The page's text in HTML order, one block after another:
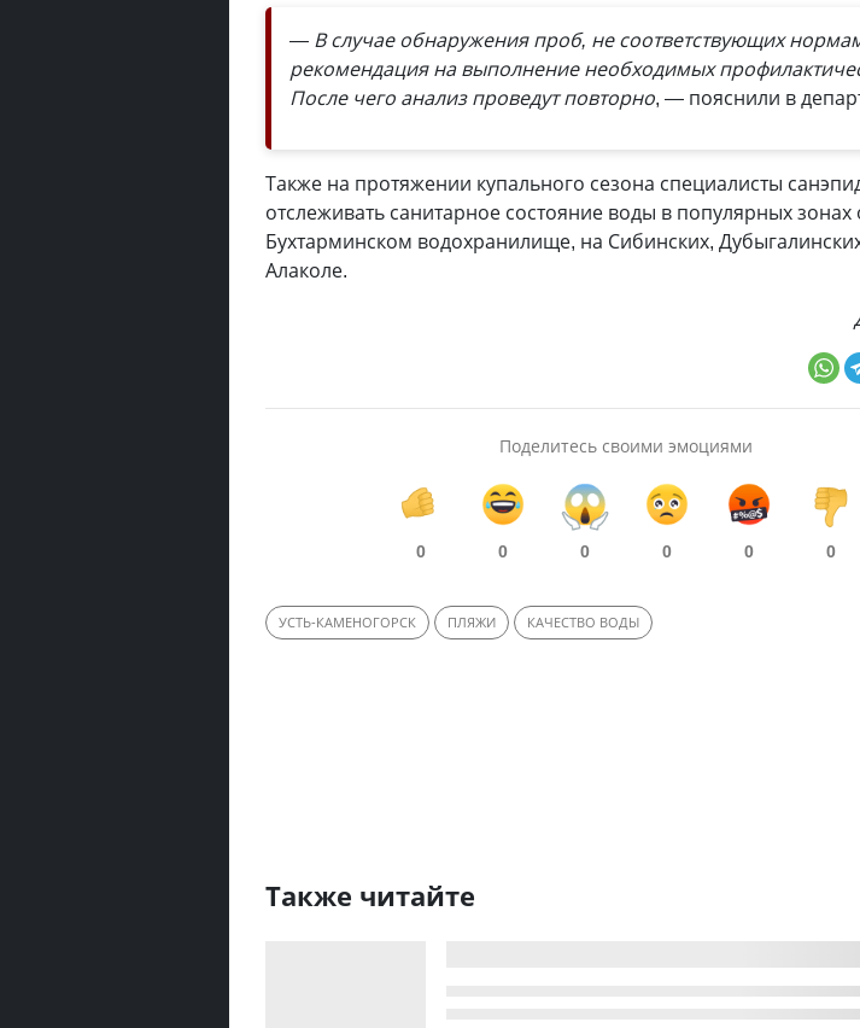
— В случае обнаружения проб, не соответствующих
рекомендация на выполнение необходимых
После чего анализ проведут повторно, — пояснили в
Также на протяжении купального сезона специалисты
отслеживать санитарное состояние воды в популярных зонах
Бухтарминском водохранилище, на Сибинских,
Алаколе.
Поделитесь своими эмоциями
0 0 0 0 0 0
УСТЬ-КАМЕНОГОРСК ПЛЯЖИ КАЧЕСТВО ВОДЫ
Также читайте